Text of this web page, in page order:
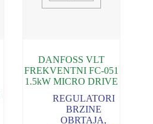
DANFOSS VLT
FREKVENTNI FC-051
1.5kW MICRO DRIVE
REGULATORI
BRZINE
OBRTAJA,